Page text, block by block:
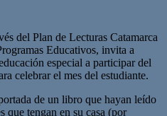
del Plan de Lecturas Catamarca
Educativos, invita a
especial a participar del
celebrar el mes del estudiante.
de un libro que hayan leído
que tengan en su casa (por